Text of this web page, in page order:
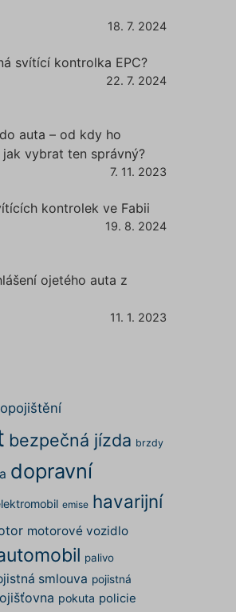
18. 7. 2024
svítící kontrolka EPC?
22. 7. 2024
auta – od kdy ho
vybrat ten správný?
7. 11. 2023
kontrolek ve Fabii
19. 8. 2024
ojetého auta z
11. 1. 2023
bezpečná jízda brzdy
dopravní
emise havarijní
motorové vozidlo
palivo
smlouva pojistná
pokuta policie